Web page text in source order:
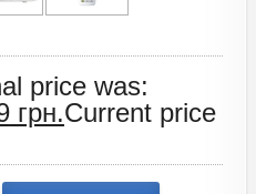
price was:
грн.Current price